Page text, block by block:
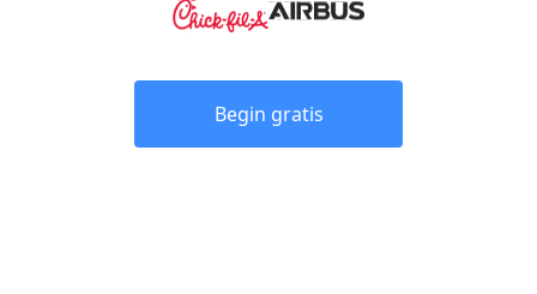
Begin gratis